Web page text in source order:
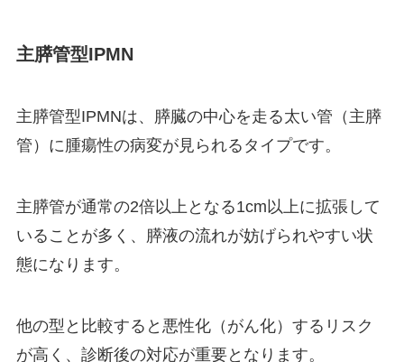
主膵管型IPMN
主膵管型IPMNは、膵臓の中心を走る太い管（主膵
管）に腫瘍性の病変が見られるタイプです。
主膵管が通常の2倍以上となる1cm以上に拡張して
いることが多く、膵液の流れが妨げられやすい状
態になります。
他の型と比較すると悪性化（がん化）するリスク
が高く、診断後の対応が重要となります。